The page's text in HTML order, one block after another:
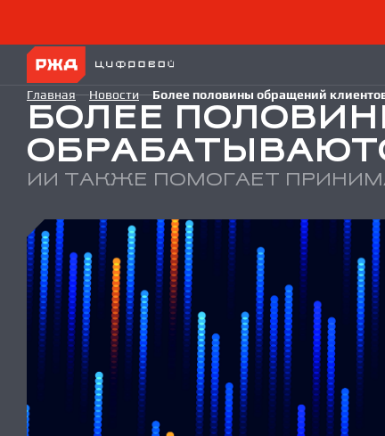
Главная Новости Более половины обращений
БОЛЕЕ
ИИ ТАКЖЕ ПОМОГАЕТ